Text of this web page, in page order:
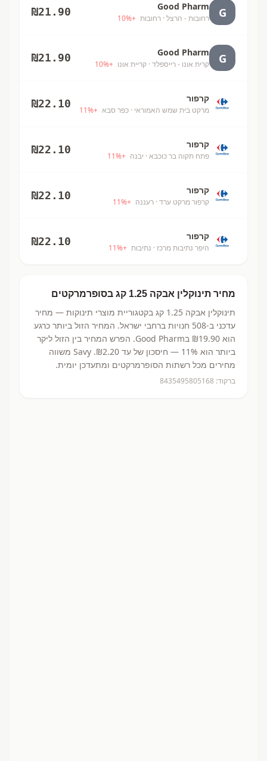
G
Good Pharm
רחובות - הרצל · רחובות +
10%
₪21.90
G
Good Pharm
קרית אונו - רייספלד · קריית אונו +
10%
₪21.90
קרפור
מרקט בית שמש האמוראי · כפר סבא +
11%
₪22.10
קרפור
פתח תקוה בר כוכבא · יבנה +
11%
₪22.10
קרפור
קרפור מרקט ערד · רעננה +
11%
₪22.10
קרפור
היפר נתיבות מרכז · נתיבות +
11%
₪22.10
מחיר תינוקלין אבקה 1.25 קג בסופרמרקטים
תינוקלין אבקה 1.25 קג בקטגוריית מוצרי תינוקות — מחיר
עדכני ב-508 חנויות ברחבי ישראל. המחיר הזול ביותר כרגע
הוא ₪19.90
בGood Pharm.
הפרש המחיר בין הזול ליקר
ביותר הוא 11% — חיסכון של עד ₪2.20.
Savy משווה
מחירים מכל רשתות הסופרמרקטים ומתעדכן יומית.
ברקוד: 8435495805168